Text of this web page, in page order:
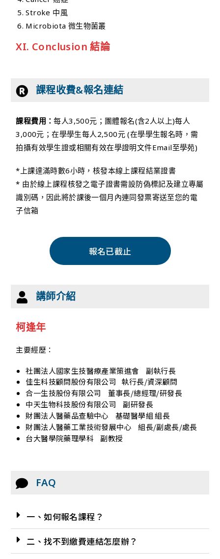
Stroke 中風
Microbiota 微生物菌叢
XI. Conclusion 結論
課程收費&報名連結
課程費用：每人3,500元；團體報名(含2人以上)每人
3,000元；在學學生每人2,500元 (在學學生報名時，需
拍攝有效學生證或相關有效在學證明文件Email至學苑)
*上課達滿時數6小時，核發本線上課程結業證書
* 由於線上課程核發之電子證書需設防偽標記及建立專屬
識別碼，因此將於課後一個月內連同發票寄送至您的電
子信箱
報名已截止
講師介紹
柯逢年
主要經歷：
社團法人國家生技醫療產業策進會
副執行長
佳生科技顧問股份有限公司 執行長/資深顧問
合一生技股份有限公司
董事長/總經理/研發長
中天生物科技股份有限公司
副研發長
財團法人醫藥品查驗中心
基礎醫學組 組長
財團法人醫藥工業技術發展中心
組長/副處長/處長
台大醫學院藥理學科
副教授
FAQ
一、如何報名課程？
二、找不到繳費連結怎麼辦？